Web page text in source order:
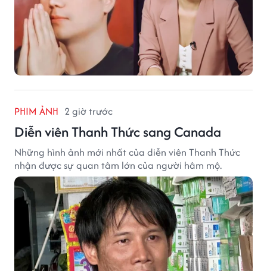
PHIM ẢNH 2 giờ trước
Diễn viên Thanh Thức sang Canada
Những hình ảnh mới nhất của diễn viên Thanh Thức
nhận được sự quan tâm lớn của người hâm mộ.